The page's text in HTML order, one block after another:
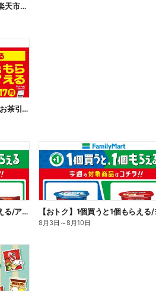
楽天ポイントカード提示で、楽天市場でのお買い物がおトクに!
【無料引換券!】焼き麺買うとお茶引換券貰える!
【おトク】1個買うと1個もらえる/アイス
8月3日 ～8月10日